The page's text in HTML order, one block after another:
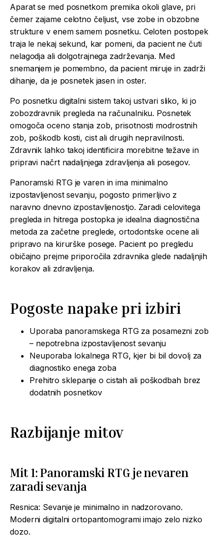
Aparat se med posnetkom premika okoli glave, pri
čemer zajame celotno čeljust, vse zobe in obzobne
strukture v enem samem posnetku. Celoten postopek
traja le nekaj sekund, kar pomeni, da pacient ne čuti
nelagodja ali dolgotrajnega zadrževanja. Med
snemanjem je pomembno, da pacient miruje in zadrži
dihanje, da je posnetek jasen in oster.
Po posnetku digitalni sistem takoj ustvari sliko, ki jo
zobozdravnik pregleda na računalniku. Posnetek
omogoča oceno stanja zob, prisotnosti modrostnih
zob, poškodb kosti, cist ali drugih nepravilnosti.
Zdravnik lahko takoj identificira morebitne težave in
pripravi načrt nadaljnjega zdravljenja ali posegov.
Panoramski RTG je varen in ima minimalno
izpostavljenost sevanju, pogosto primerljivo z
naravno dnevno izpostavljenostjo. Zaradi celovitega
pregleda in hitrega postopka je idealna diagnostična
metoda za začetne preglede, ortodontske ocene ali
pripravo na kirurške posege. Pacient po pregledu
običajno prejme priporočila zdravnika glede nadaljnjih
korakov ali zdravljenja.
Pogoste napake pri izbiri
Uporaba panoramskega RTG za posamezni zob
– nepotrebna izpostavljenost sevanju
Neuporaba lokalnega RTG, kjer bi bil dovolj za
diagnostiko enega zoba
Prehitro sklepanje o cistah ali poškodbah brez
dodatnih posnetkov
Razbijanje mitov
Mit 1: Panoramski RTG je nevaren
zaradi sevanja
Resnica: Sevanje je minimalno in nadzorovano.
Moderni digitalni ortopantomogrami imajo zelo nizko
dozo.